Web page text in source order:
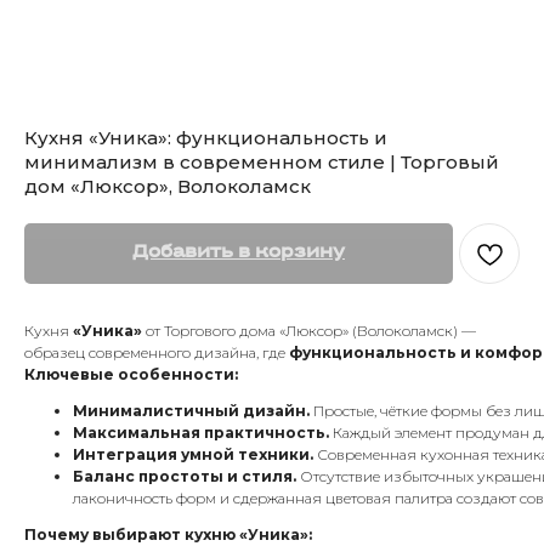
Кухня «Уника»: функциональность и
минимализм в современном стиле | Торговый
дом «Люксор», Волоколамск
Добавить в корзину
Кухня «Уника» от Торгового дома «Люксор» (Волоколамск) —
образец современного дизайна, где функциональность и
Ключевые особенности:
Минималистичный дизайн. Простые, чёткие формы без
Максимальная практичность. Каждый элемент продуман
Интеграция умной техники. Современная кухонная
Баланс простоты и стиля. Отсутствие избыточных
лаконичность форм и сдержанная цветовая палитра создают
Почему выбирают кухню «Уника»: